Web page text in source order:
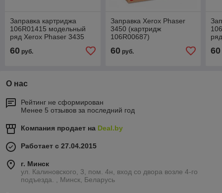
Заправка картриджа
106R01415 модельный
ряд Xerox Phaser 3435
60 руб.
Заправка Xerox Phaser
3450 (картридж
106R00687)
60руб. 60
О нас
Рейтинг не сформирован
Менее 5 отзывов за последний год
Компания продает на Deal.by
Работает с 27.04.2015
г. Минск
ул. Калиновского, 3, пом. 4н, вход со двора возле 4-го
подъезда. , Минск, Беларусь